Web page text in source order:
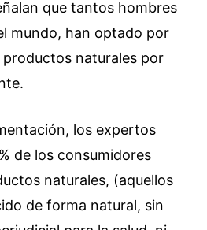
que tantos hombres
mundo, han optado por
naturales por
los expertos
de los consumidores
naturales, (aquellos
de forma natural, sin